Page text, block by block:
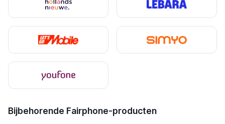
Bijbehorende Fairphone-producten